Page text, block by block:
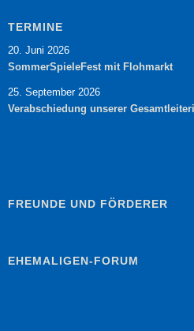
TERMINE
20. Juni 2026
SommerSpieleFest mit Flohmarkt
25. September 2026
Verabschiedung unserer
FREUNDE UND FÖRDERER
EHEMALIGEN-FORUM